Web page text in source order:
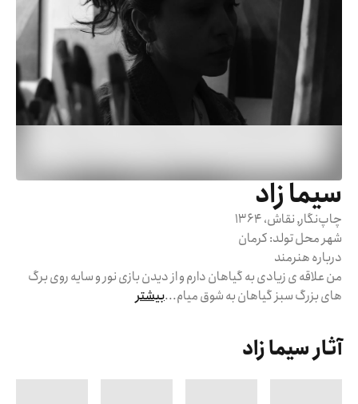
سیما زاد
چاپ‌نگار, نقاش، 1364
شهر محل تولد:کرمان
درباره هنرمند
های بزرگ سبز گیاهان به شوق میام...بیشتر
آثار سیما زاد